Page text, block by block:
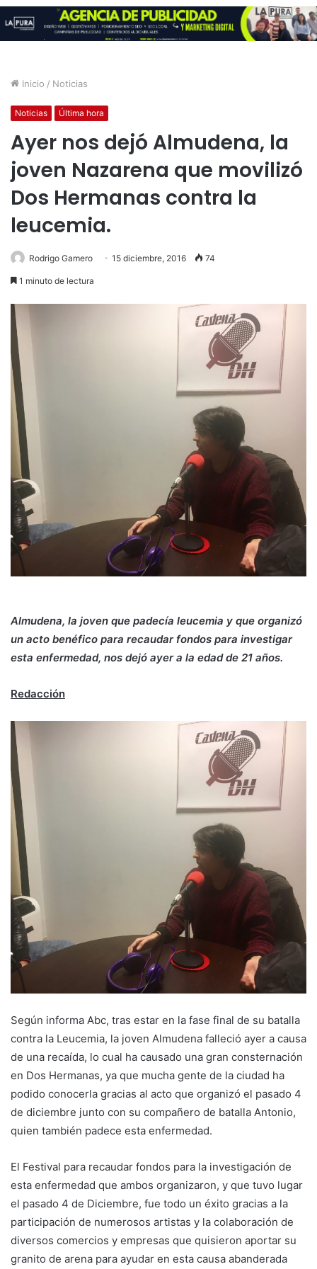
Inicio / Noticias
Noticias Última hora
Ayer nos dejó Almudena, la
joven Nazarena que movilizó
Dos Hermanas contra la
leucemia.
Rodrigo Gamero 15 diciembre, 2016 74
1 minuto de lectura
Almudena, la joven que padecía leucemia y que organizó
un acto benéfico para recaudar fondos para investigar
esta enfermedad, nos dejó ayer a la edad de 21 años.
Redacción
Según informa Abc, tras estar en la fase final de su batalla
contra la Leucemia, la joven Almudena falleció ayer a causa
de una recaída, lo cual ha causado una gran consternación
en Dos Hermanas, ya que mucha gente de la ciudad ha
podido conocerla gracias al acto que organizó el pasado 4
de diciembre junto con su compañero de batalla Antonio,
quien también padece esta enfermedad.
El Festival para recaudar fondos para la investigación de
esta enfermedad que ambos organizaron, y que tuvo lugar
el pasado 4 de Diciembre, fue todo un éxito gracias a la
participación de numerosos artistas y la colaboración de
diversos comercios y empresas que quisieron aportar su
granito de arena para ayudar en esta causa abanderada